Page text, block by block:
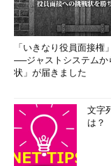
「いきなり役員面接権
──ジャストシステムか
状」が届きました
文字
は？